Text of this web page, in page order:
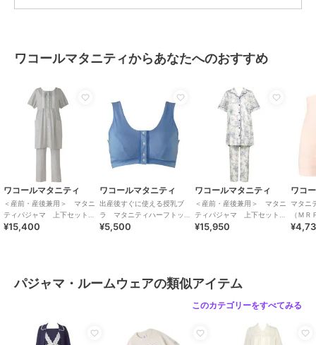
特徴
アンダーウェア・ルームウェア
パジャマ・ルームウェア
綿100％
ストライプ
中国
ワコールマタニティからあなたへのおすすめ
ワコールマタニティ
＜産前・産後兼用＞ マタニ
ティパジャマ 上下セット
（ＭＦＹ１１３）
¥15,400
ワコールマタニティ
出産後すぐに使える授乳ブ
ラ マタニティハーフトップ
ブラ（産後）（Ｍ
¥5,500
ワコールマタニティ
＜産前・産後兼用＞ マタニ
ティパジャマ 上下セット
（ＭＦＴ１１４）
¥15,950
ワコ
マタニ
（ＭＲ
パジャマ・ルームウェアの類似アイテム
このカテゴリーをすべてみる